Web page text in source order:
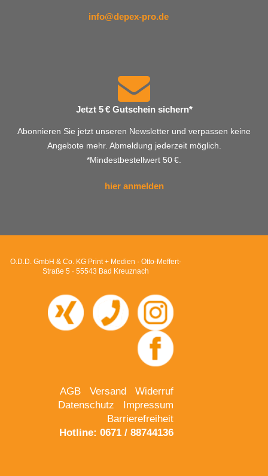
info@depex-pro.de
Jetzt 5 € Gutschein sichern*
Abonnieren Sie jetzt unseren Newsletter und verpassen keine
Angebote mehr. Abmeldung jederzeit möglich.
*Mindestbestellwert 50 €.
hier anmelden
O.D.D. GmbH & Co. KG Print + Medien · Otto-Meffert-
Straße 5 · 55543 Bad Kreuznach
AGB Versand
Widerruf
Datenschutz
Impressum
Barrierefreiheit
Hotline: 0671 / 88744136